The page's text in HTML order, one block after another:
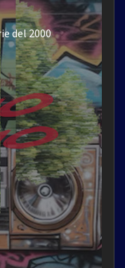
del 2000